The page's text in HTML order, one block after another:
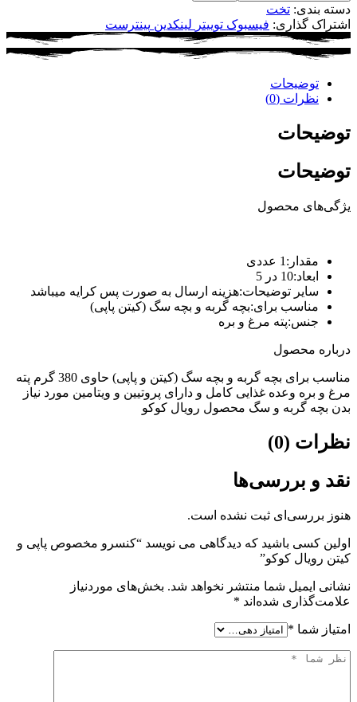
دسته بندی: تخت
اشتراک گذاری: فیسبوک توییتر لینکدین پینترست
توضیحات
نظرات (0)
توضیحات
توضیحات
یژگی‌های محصول
مقدار: 1 عددی
ابعاد:10 در 5
سایر توضیحات:هزینه ارسال به صورت پس کرایه میباشد
مناسب برای:بچه گربه و بچه سگ (کیتن پاپی)
جنس:پته مرغ و بره
درباره محصول
مناسب برای بچه گربه و بچه سگ (کیتن و پاپی) حاوی 380 گرم پته
مرغ و بره وعده غذایی کامل و دارای پروتیین و ویتامین مورد نیاز
بدن بچه گربه و سگ محصول رویال کوکو
نظرات (0)
نقد و بررسی‌ها
هنوز بررسی‌ای ثبت نشده است.
اولین کسی باشید که دیدگاهی می نویسد “کنسرو مخصوص پاپی و
کیتن رویال کوکو”
نشانی ایمیل شما منتشر نخواهد شد. بخش‌های موردنیاز
علامت‌گذاری شده‌اند *
امتیاز شما *